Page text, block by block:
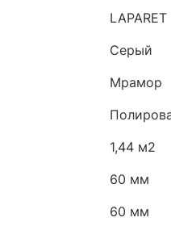
LAPARET
Серый
Мрамор
1,44 м2
60 мм
60 мм